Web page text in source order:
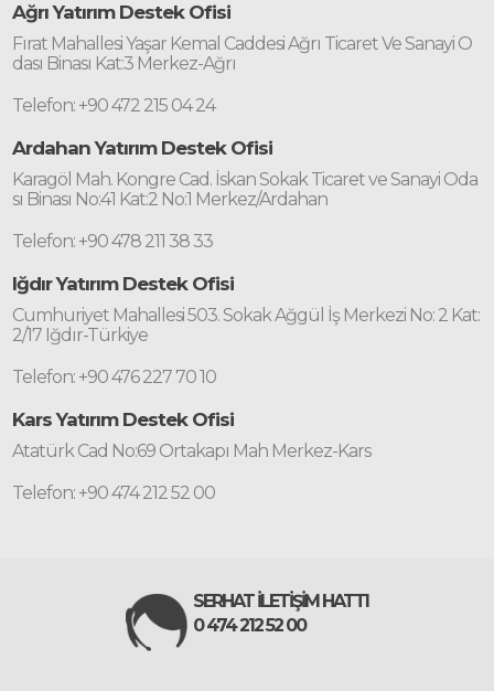
Ağrı Yatırım Destek Ofisi
Fırat Mahallesi Yaşar Kemal Caddesi Ağrı Ticaret Ve Sanayi O
dası Binası Kat:3 Merkez-Ağrı
Telefon: +90 472 215 04 24
Ardahan Yatırım Destek Ofisi
Karagöl Mah. Kongre Cad. İskan Sokak Ticaret ve Sanayi Oda
sı Binası No:41 Kat:2 No:1 Merkez/Ardahan
Telefon: +90 478 211 38 33
Iğdır Yatırım Destek Ofisi
Cumhuriyet Mahallesi 503. Sokak Ağgül İş Merkezi No: 2 Kat:
2/17 Iğdır-Türkiye
Telefon: +90 476 227 70 10
Kars Yatırım Destek Ofisi
Atatürk Cad No:69 Ortakapı Mah Merkez-Kars
Telefon: +90 474 212 52 00
SERHAT İLETİŞİM HATTI
0 474 212 52 00